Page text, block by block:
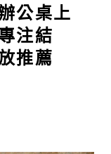
公桌上
注結
推薦